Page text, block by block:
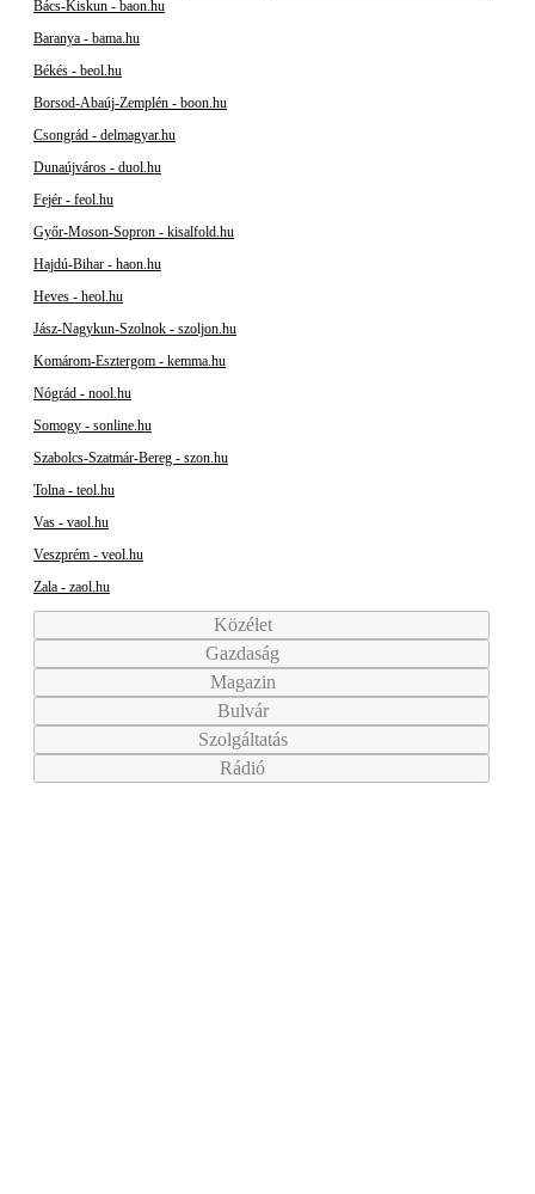
Bács-Kiskun - baon.hu
Baranya - bama.hu
Békés - beol.hu
Borsod-Abaúj-Zemplén - boon.hu
Csongrád - delmagyar.hu
Dunaújváros - duol.hu
Fejér - feol.hu
Győr-Moson-Sopron - kisalfold.hu
Hajdú-Bihar - haon.hu
Heves - heol.hu
Jász-Nagykun-Szolnok - szoljon.hu
Komárom-Esztergom - kemma.hu
Nógrád - nool.hu
Somogy - sonline.hu
Szabolcs-Szatmár-Bereg - szon.hu
Tolna - teol.hu
Vas - vaol.hu
Veszprém - veol.hu
Zala - zaol.hu
Közélet
Gazdaság
Magazin
Bulvár
Szolgáltatás
Rádió